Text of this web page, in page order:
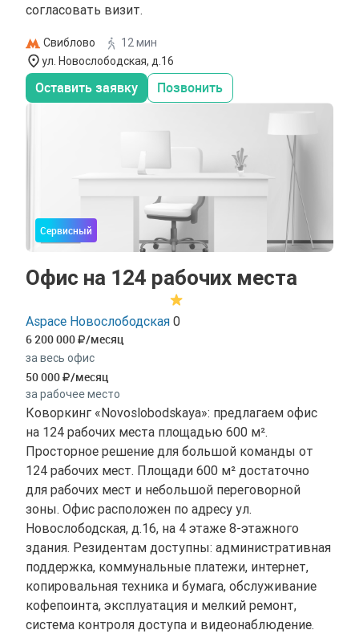
согласовать визит.
Свиблово
12 мин
ул. Новослободская, д.16
Оставить заявку Позвонить
Сервисный
Офис на 124 рабочих места
Aspace Новослободская 0
6 200 000 /месяц
за весь офис
50 000 /месяц
за рабочее место
Коворкинг «Novoslobodskaya»: предлагаем офис
на 124 рабочих места площадью 600 м².
Просторное решение для большой команды от
124 рабочих мест. Площади 600 м² достаточно
для рабочих мест и небольшой переговорной
зоны. Офис расположен по адресу ул.
Новослободская, д.16, на 4 этаже 8-этажного
здания. Резидентам доступны: административная
поддержка, коммунальные платежи, интернет,
копировальная техника и бумага, обслуживание
кофепоинта, эксплуатация и мелкий ремонт,
система контроля доступа и видеонаблюдение.